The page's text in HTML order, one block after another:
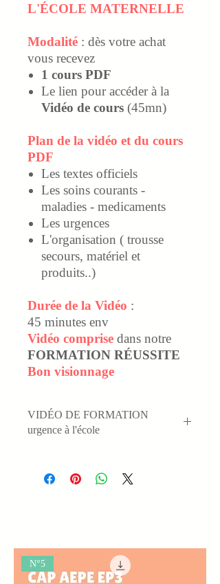
L'ÉCOLE MATERNELLE
Modalité : dès votre achat
vous recevez
1 cours PDF
Le lien pour accéder à la
Vidéo de cours (45mn)
Plan de la vidéo et du cours
PDF
Les textes officiels
Les soins courants -
maladies - medicaments
Les urgences
L'organisation ( trousse
secours, matériel et
produits..)
Durée de la Vidéo :
45 minutes env
Vidéo comprise dans notre
FORMATION RÉUSSITE
Bon visionnage
VIDÉO DE FORMATION
urgence à l'école
pour le CAP AEPE la partie sur les
urgence à l'école
Plan de la vidéo et du cours PDF
Les textes officiels
N°5